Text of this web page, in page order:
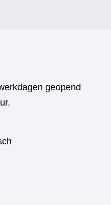
geopend